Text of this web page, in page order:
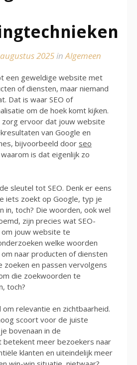
2025inAlgemeen
een geweldige website met
of diensten, maar niemand
Dat is waar SEO of
om de hoek komt kijken.
zorg ervoor dat jouw website
van Google en
bijvoorbeeld door seo
is dat eigenlijk zo
sleutel tot SEO. Denk er eens
iets zoekt op Google, typ je
in, toch? Die woorden, ook wel
zijn precies wat SEO-
jouw website te
welke woorden
naar producten of diensten
zoeken en passen vervolgens
die zoekwoorden te
toch?
relevantie en zichtbaarheid.
scoort voor de juiste
bovenaan in de
betekent meer bezoekers naar
klanten en uiteindelijk meer